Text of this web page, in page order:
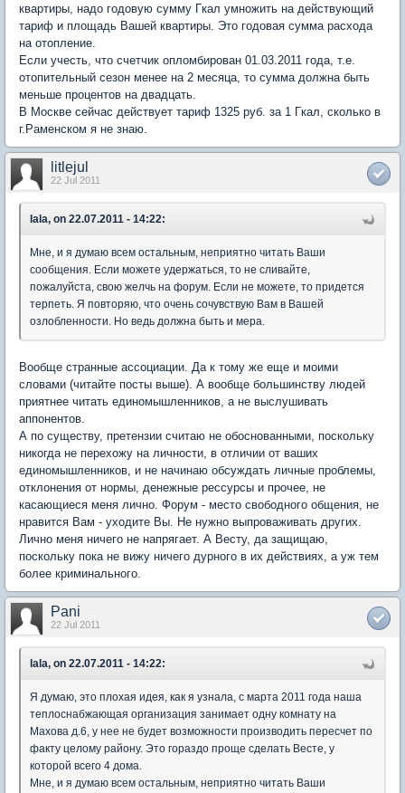
квартиры, надо годовую сумму Гкал умножить на действующий
тариф и площадь Вашей квартиры. Это годовая сумма расхода
на отопление.
Если учесть, что счетчик опломбирован 01.03.2011 года, т.е.
отопительный сезон менее на 2 месяца, то сумма должна быть
меньше процентов на двадцать.
В Москве сейчас действует тариф 1325 руб. за 1 Гкал, сколько в
г.Раменском я не знаю.
litlejul
22 Jul 2011
lala, on 22.07.2011 - 14:22:
Мне, и я думаю всем остальным, неприятно читать Ваши
сообщения. Если можете удержаться, то не сливайте,
пожалуйста, свою желчь на форум. Если не можете, то придется
терпеть. Я повторяю, что очень сочувствую Вам в Вашей
озлобленности. Но ведь должна быть и мера.
Вообще странные ассоциации. Да к тому же еще и моими
словами (читайте посты выше). А вообще большинству людей
приятнее читать единомышленников, а не выслушивать
аппонентов.
А по существу, претензии считаю не обоснованными, поскольку
никогда не перехожу на личности, в отличии от ваших
единомышленников, и не начинаю обсуждать личные проблемы,
отклонения от нормы, денежные рессурсы и прочее, не
касающиеся меня лично. Форум - место свободного общения, не
нравится Вам - уходите Вы. Не нужно выпроваживать других.
Лично меня ничего не напрягает. А Весту, да защищаю,
поскольку пока не вижу ничего дурного в их действиях, а уж тем
более криминального.
Pani
22 Jul 2011
lala, on 22.07.2011 - 14:22:
Я думаю, это плохая идея, как я узнала, с марта 2011 года наша
теплоснабжающая организация занимает одну комнату на
Махова д.6, у нее не будет возможности производить пересчет по
факту целому району. Это гораздо проще сделать Весте, у
которой всего 4 дома.
Мне, и я думаю всем остальным, неприятно читать Ваши